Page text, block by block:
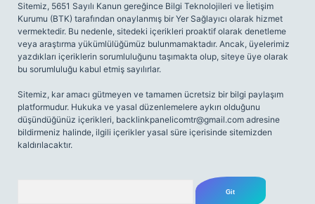
Sitemiz, 5651 Sayılı Kanun gereğince Bilgi Teknolojileri ve İletişim
Kurumu (BTK) tarafından onaylanmış bir Yer Sağlayıcı olarak hizmet
vermektedir. Bu nedenle, sitedeki içerikleri proaktif olarak denetleme
veya araştırma yükümlülüğümüz bulunmamaktadır. Ancak, üyelerimiz
yazdıkları içeriklerin sorumluluğunu taşımakta olup, siteye üye olarak
bu sorumluluğu kabul etmiş sayılırlar.
Sitemiz, kar amacı gütmeyen ve tamamen ücretsiz bir bilgi paylaşım
platformudur. Hukuka ve yasal düzenlemelere aykırı olduğunu
düşündüğünüz içerikleri, backlinkpanelicomtr@gmail.com adresine
bildirmeniz halinde, ilgili içerikler yasal süre içerisinde sitemizden
kaldırılacaktır.